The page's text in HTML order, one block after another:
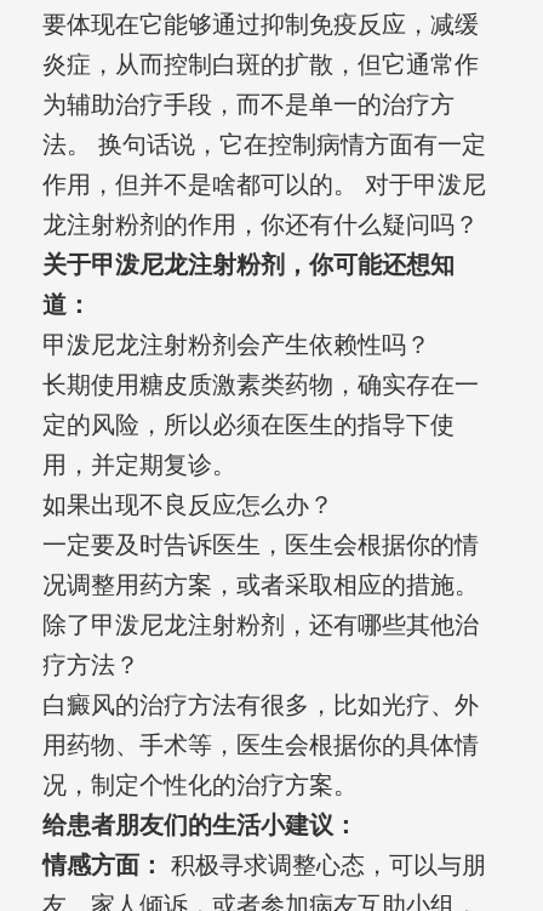
要体现在它能够通过抑制免疫反应，减缓
炎症，从而控制白斑的扩散，但它通常作
为辅助治疗手段，而不是单一的治疗方
法。 换句话说，它在控制病情方面有一定
作用，但并不是啥都可以的。 对于甲泼尼
龙注射粉剂的作用，你还有什么疑问吗？
关于甲泼尼龙注射粉剂，你可能还想知
道：
甲泼尼龙注射粉剂会产生依赖性吗？
长期使用糖皮质激素类药物，确实存在一
定的风险，所以必须在医生的指导下使
用，并定期复诊。
如果出现不良反应怎么办？
一定要及时告诉医生，医生会根据你的情
况调整用药方案，或者采取相应的措施。
除了甲泼尼龙注射粉剂，还有哪些其他治
疗方法？
白癜风的治疗方法有很多，比如光疗、外
用药物、手术等，医生会根据你的具体情
况，制定个性化的治疗方案。
给患者朋友们的生活小建议：
情感方面：
积极寻求调整心态，可以与朋
友、家人倾诉，或者参加病友互助小组，